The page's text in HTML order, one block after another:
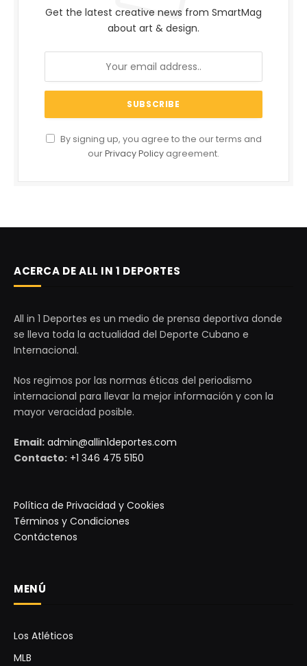
Get the latest creative news from SmartMag
about art & design.
By signing up, you agree to the our terms and
ourPrivacy Policy agreement.
ACERCA DE ALL IN 1 DEPORTES
All in 1 Deportes es un medio de prensa deportiva donde
se lleva toda la actualidad del Deporte Cubano e
Internacional.
Nos regimos por las normas éticas del periodismo
internacional para llevar la mejor información y con la
mayor veracidad posible.
Email: admin@allin1deportes.com
Contacto: +1 346 475 5150
Política de Privacidad y Cookies
Términos y Condiciones
Contáctenos
MENÚ
Los Atléticos
MLB